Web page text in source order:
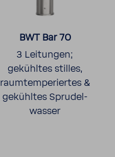
BWT Bar 70
3 Leitungen;
gekühltes stilles,
raum­tem­pe­riertes &
gekühltes Spru­del­
wasser